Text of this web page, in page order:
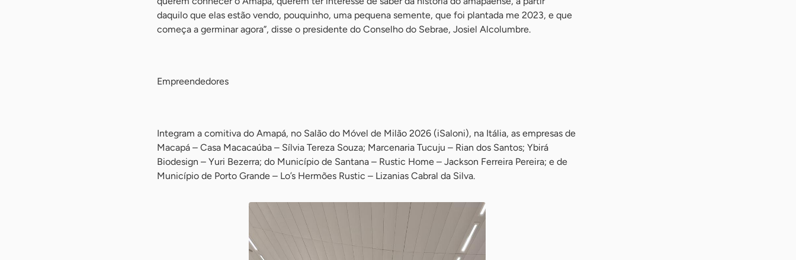
daquilo que elas estão vendo, pouquinho, uma pequena semente, que foi plantada me 2023, e que
começa a germinar agora”, disse o presidente do Conselho do Sebrae, Josiel Alcolumbre.
Empreendedores
Integram a comitiva do Amapá, no Salão do Móvel de Milão 2026 (iSaloni), na Itália, as empresas de
Macapá – Casa Macacaúba – Sílvia Tereza Souza; Marcenaria Tucuju – Rian dos Santos; Ybirá
Biodesign – Yuri Bezerra; do Município de Santana – Rustic Home – Jackson Ferreira Pereira; e de
Município de Porto Grande – Lo’s Hermões Rustic – Lizanias Cabral da Silva.